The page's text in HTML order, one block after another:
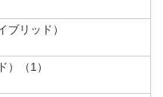
ブリッド）
）（1）